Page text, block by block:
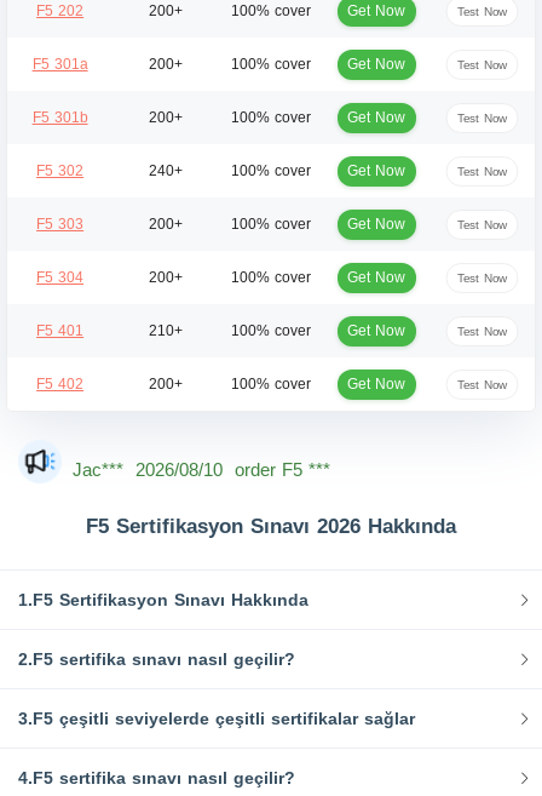
F5 202 200+ 100% cover Get Now Test Now
F5 301a 200+ 100% cover Get Now Test Now
F5 301b 200+ 100% cover Get Now Test Now
F5 302 240+ 100% cover Get Now Test Now
F5 303 200+ 100% cover Get Now Test Now
F5 304 200+ 100% cover Get Now Test Now
F5 401 210+ 100% cover Get Now Test Now
F5 402 200+ 100% cover Get Now Test Now
Jac*** 2026/08/10 order F5 ***
Lia*** 2026/08/10 order F5 ***
Mas*** 2026/08/10 order F5 ***
F5 Sertifikasyon Sınavı 2026 Hakkında
1.F5 Sertifikasyon Sınavı Hakkında
2.F5 sertifika sınavı nasıl geçilir?
3.F5 çeşitli seviyelerde çeşitli sertifikalar sağlar
4.F5 sertifika sınavı nasıl geçilir?